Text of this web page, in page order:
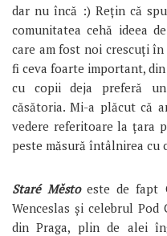
dar nu încă :) Rețin că
comunitatea cehă ideea
care am fost noi crescuți în
fi ceva foarte important,
cu copii deja preferă
căsătoria. Mi-a plăcut că
vedere referitoare la țara
peste măsură întâlnirea cu
Staré Městoeste de fapt
Wenceslas și celebrul
din Praga, plin de alei